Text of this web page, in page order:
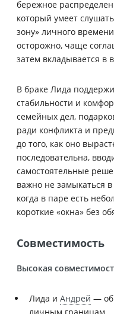
бережное
который умеет
зону» личного
осторожно, чаще
затем вкладывается в
В браке Лида
стабильности и
семейных дел,
ради конфликта и
до того, как оно
последовательна,
самостоятельные
важно не замыкаться
когда в паре есть
короткие «окна» без
Совместимость
Высокая
Лида и Андрей —